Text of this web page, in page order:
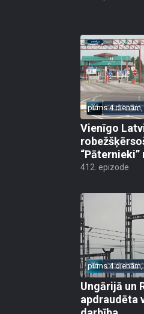
pirms 4
Vienīgo
“Pāternieki”
412. epizode
pirms 4
Ungārijā un
apdraudēta